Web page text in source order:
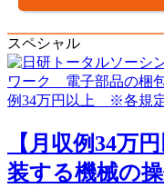
スペシャル
【月収例34万
装する機械の